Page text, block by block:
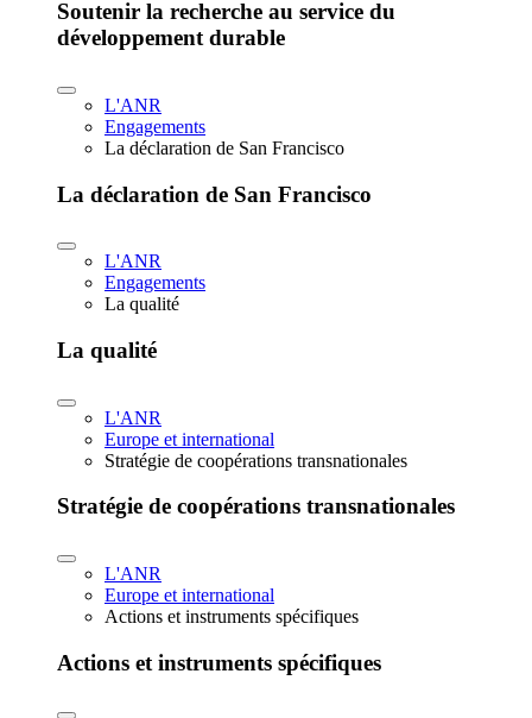
Soutenir la recherche au service du
développement durable
L'ANR
Engagements
La déclaration de San Francisco
La déclaration de San Francisco
L'ANR
Engagements
La qualité
La qualité
L'ANR
Europe et international
Stratégie de coopérations transnationales
Stratégie de coopérations transnationales
L'ANR
Europe et international
Actions et instruments spécifiques
Actions et instruments spécifiques